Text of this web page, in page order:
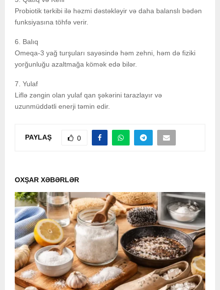
Probiotik tərkibi ilə həzmi dəstəkləyir və daha balanslı bədən
funksiyasına töhfə verir.
6. Balıq
Omeqa-3 yağ turşuları sayəsində həm zehni, həm də fiziki
yorğunluğu azaltmağa kömək edə bilər.
7. Yulaf
Liflə zəngin olan yulaf qan şəkərini tarazlayır və
uzunmüddətli enerji təmin edir.
PAYLAŞ 0
OXŞAR XƏBƏRLƏR